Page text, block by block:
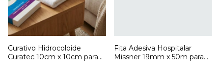
Curativo Hidrocoloide
Curatec 10cm x 10cm para
Fita Adesiva Hospitalar
Missner 19mm x 50m para